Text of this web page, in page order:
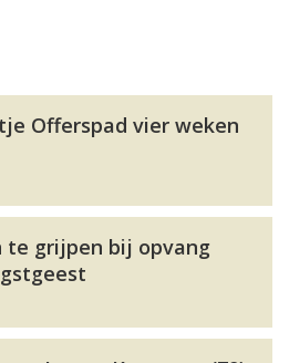
Offerspad vier weken
te grijpen bij opvang